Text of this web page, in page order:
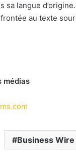
sa langue
au texte
médias
Business Wire